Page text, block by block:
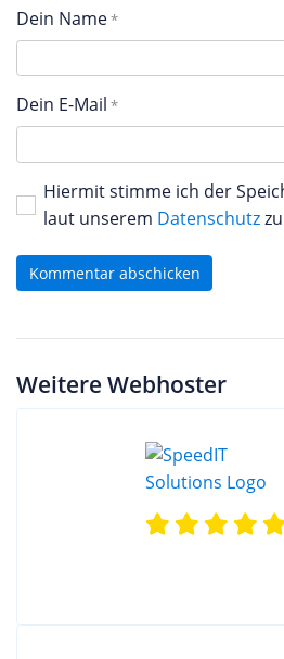
Dein Name
Dein E-Mail
Hiermit stimme ich der
laut unserem Datenschutz
Kommentar abschicken
Weitere Webhoster